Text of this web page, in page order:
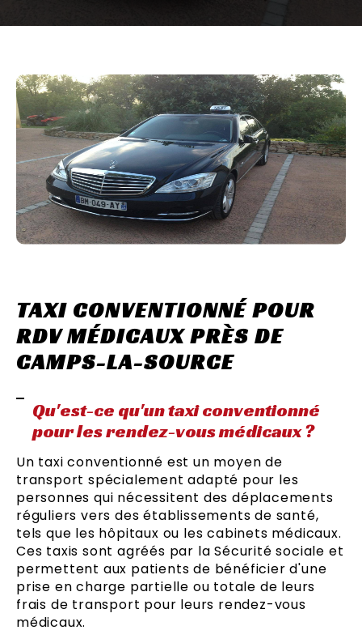
TAXI CONVENTIONNÉ POUR
RDV MÉDICAUX PRÈS DE
CAMPS-LA-SOURCE
Qu'est-ce qu'un taxi conventionné
pour les rendez-vous médicaux ?
Un taxi conventionné est un moyen de
transport spécialement adapté pour les
personnes qui nécessitent des déplacements
réguliers vers des établissements de santé,
tels que les hôpitaux ou les cabinets médicaux.
Ces taxis sont agréés par la Sécurité sociale et
permettent aux patients de bénéficier d'une
prise en charge partielle ou totale de leurs
frais de transport pour leurs rendez-vous
médicaux.